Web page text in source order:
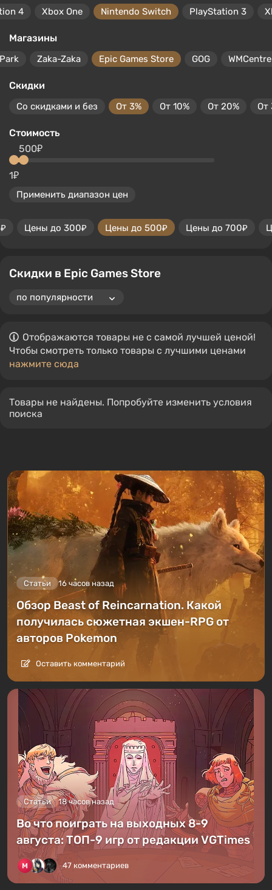
4 Xbox One Nintendo Switch PlayStation 3
Магазины
Zaka-Zaka Epic Games Store GOG WMCentre
Скидки
Со скидками и без От 3% От 10% От 20% От
Стоимость
1₽
500₽
Применить диапазон цен
Цены до 300₽ Цены до 500₽ Цены до 700₽
Скидки в Epic Games Store
Отображаются товары не с самой лучшей ценой!
Чтобы смотреть только товары с лучшими ценами
нажмите сюда
Товары не найдены. Попробуйте изменить условия
поиска
Статьи 16 часов назад
Обзор Beast of Reincarnation. Какой
получилась сюжетная экшен-RPG от
авторов Pokemon
Оставить комментарий
Статьи 18 часов назад
Во что поиграть на выходных 8-9
августа: ТОП-9 игр от редакции VGTimes
47 комментариев